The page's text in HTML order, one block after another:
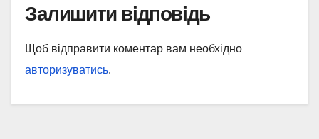
Залишити відповідь
Щоб відправити коментар вам необхідно
авторизуватись.